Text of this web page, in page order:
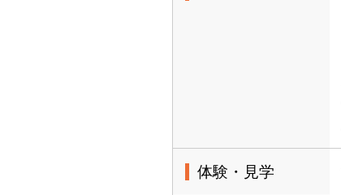
体験・見学